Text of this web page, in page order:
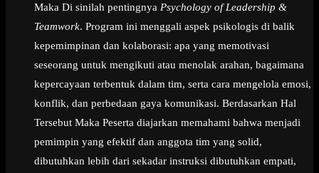
Maka Di sinilah pentingnya Psychology of Leadership &
Teamwork. Program ini menggali aspek psikologis di balik
kepemimpinan dan kolaborasi: apa yang memotivasi
seseorang untuk mengikuti atau menolak arahan, bagaimana
kepercayaan terbentuk dalam tim, serta cara mengelola emosi,
konflik, dan perbedaan gaya komunikasi. Berdasarkan Hal
Tersebut Maka Peserta diajarkan memahami bahwa menjadi
pemimpin yang efektif dan anggota tim yang solid,
dibutuhkan lebih dari sekadar instruksi dibutuhkan empati,